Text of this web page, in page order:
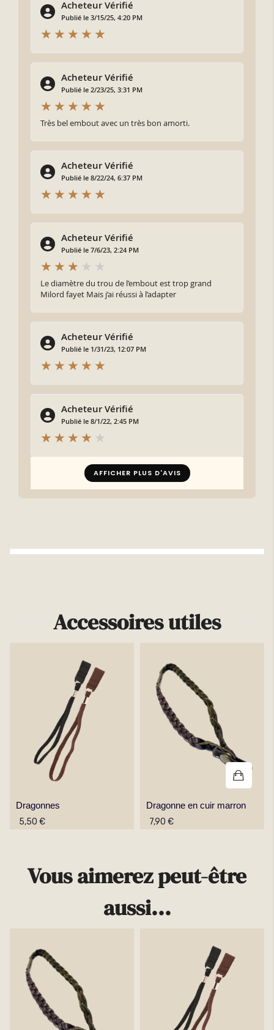
Acheteur Vérifié
Publié le 3/15/25, 4:20 PM
Acheteur Vérifié
Publié le 2/23/25, 3:31 PM
Très bel embout avec un très bon amorti.
Acheteur Vérifié
Publié le 8/22/24, 6:37 PM
Acheteur Vérifié
Publié le 7/6/23, 2:24 PM
Le diamètre du trou de l’embout est trop grand
Milord fayet Mais j’ai réussi à l’adapter
Acheteur Vérifié
Publié le 1/31/23, 12:07 PM
Acheteur Vérifié
Publié le 8/1/22, 2:45 PM
AFFICHER PLUS D'AVIS
Accessoires utiles
Dragonnes
5,50 €
Dragonne en cuir marron
7,90 €
Vous aimerez peut-être
aussi...